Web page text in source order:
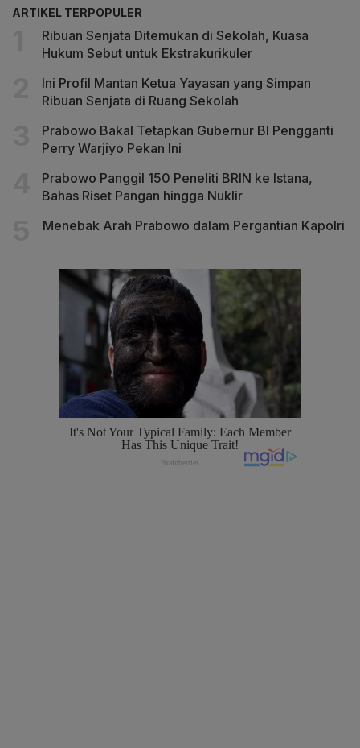
ARTIKEL TERPOPULER
Ribuan Senjata Ditemukan di Sekolah, Kuasa
Hukum Sebut untuk Ekstrakurikuler
Ini Profil Mantan Ketua Yayasan yang Simpan
Ribuan Senjata di Ruang Sekolah
Prabowo Bakal Tetapkan Gubernur BI Pengganti
Perry Warjiyo Pekan Ini
Prabowo Panggil 150 Peneliti BRIN ke Istana,
Bahas Riset Pangan hingga Nuklir
Menebak Arah Prabowo dalam Pergantian Kapolri